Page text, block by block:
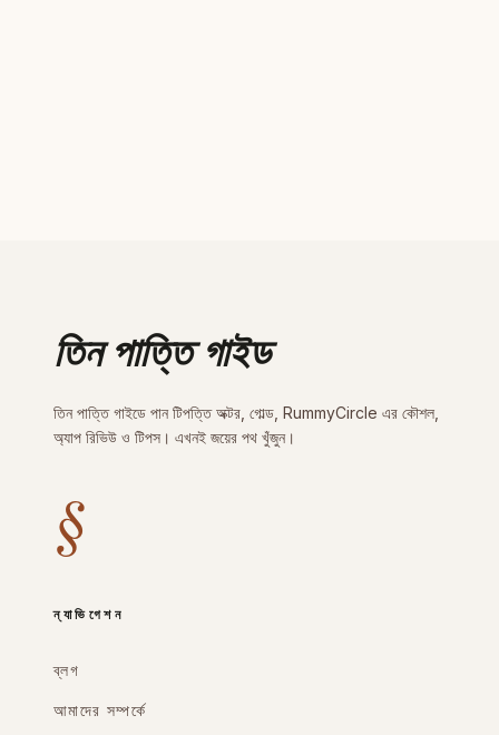
তিন পাত্তি গাইড
তিন পাত্তি গাইডে পান টিপত্তি অক্টর, গোল্ড, RummyCircle এর কৌশল,
অ্যাপ রিভিউ ও টিপস। এখনই জয়ের পথ খুঁজুন।
§
ন্যাভিগেশন
ব্লগ
আমাদের সম্পর্কে